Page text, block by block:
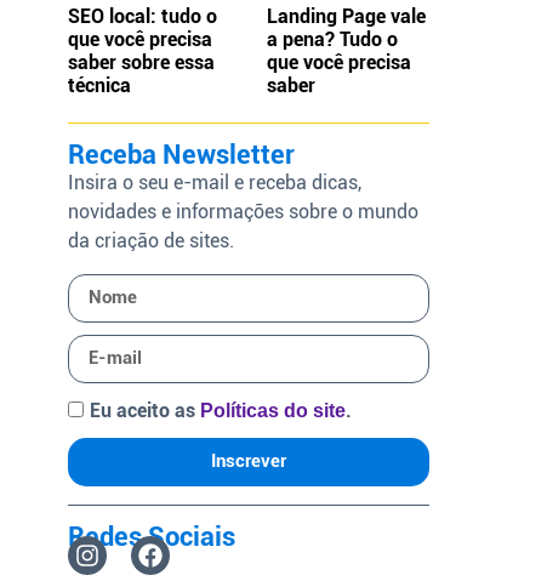
SEO local: tudo o
que você precisa
saber sobre essa
técnica
Landing Page vale
a pena? Tudo o
que você precisa
saber
Receba Newsletter
Insira o seu e-mail e receba dicas,
novidades e informações sobre o mundo
da criação de sites.
Eu aceito as Políticas do site.
Inscrever
Redes Sociais